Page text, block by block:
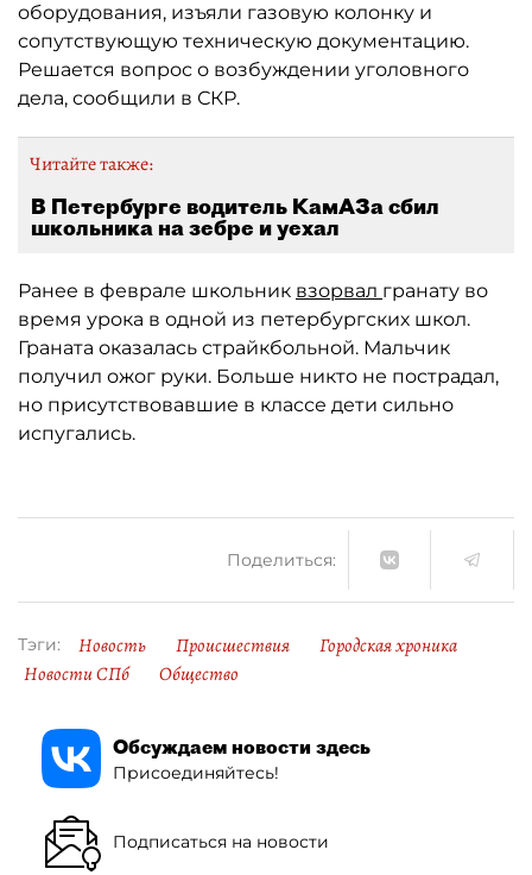
оборудования, изъяли газовую колонку и
сопутствующую техническую документацию.
Решается вопрос о возбуждении уголовного
дела, сообщили в СКР.
Читайте также:
В Петербурге водитель КамАЗа сбил
школьника на зебре и уехал
Ранее в феврале школьник взорвал гранату во
время урока в одной из петербургских школ.
Граната оказалась страйкбольной. Мальчик
получил ожог руки. Больше никто не пострадал,
но присутствовавшие в классе дети сильно
испугались.
Поделиться:
Тэги: Новость Происшествия
Городская хроника
Новости СПб
Общество
Обсуждаем новости здесь
Присоединяйтесь!
Подписаться на новости